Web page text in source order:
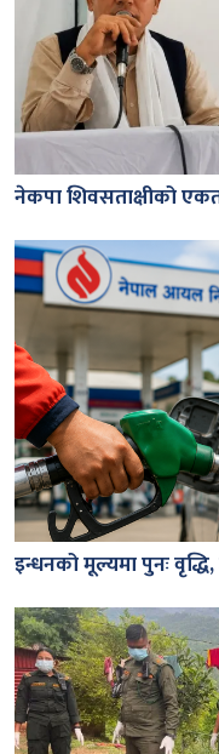
नेकपा शिवसताक्षीको
इन्धनको मूल्यमा पुनः